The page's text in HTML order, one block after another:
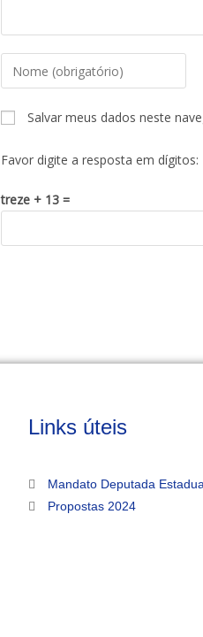
Salvar meus dados neste
Favor digite a resposta em dígitos:
treze + 13 =
Links úteis
Mandato Deputada
Propostas 2024